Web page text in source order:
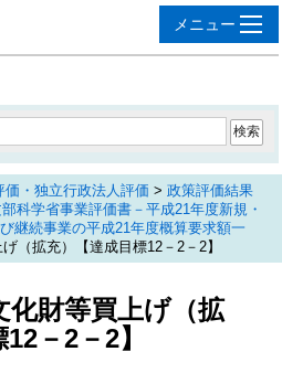
価・独立行政法人評価 > 政策評価結果
科学省事業評価書－平成21年度新規・
継続事業の平成21年度概算要求額一
（拡充）【達成目標12－2－2】
化財等買上げ（拡
－2－2】